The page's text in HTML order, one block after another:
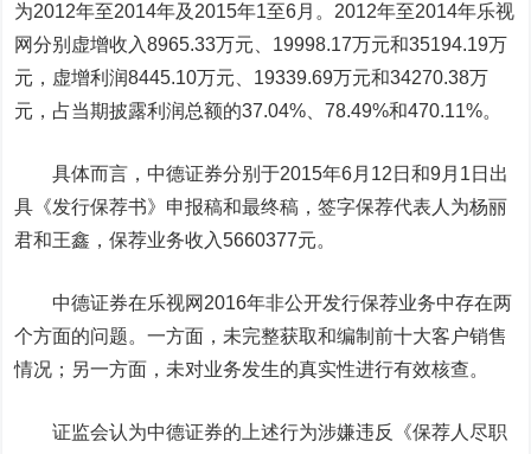
为2012年至2014年及2015年1至6月。2012年至2014年乐视
网分别虚增收入8965.33万元、19998.17万元和35194.19万
元，虚增利润8445.10万元、19339.69万元和34270.38万
元，占当期披露利润总额的37.04%、78.49%和470.11%。
具体而言，中德证券分别于2015年6月12日和9月1日出
具《发行保荐书》申报稿和最终稿，签字保荐代表人为杨丽
君和王鑫，保荐业务收入5660377元。
中德证券在乐视网2016年非公开发行保荐业务中存在两
个方面的问题。一方面，未完整获取和编制前十大客户销售
情况；另一方面，未对业务发生的真实性进行有效核查。
证监会认为中德证券的上述行为涉嫌违反《保荐人尽职